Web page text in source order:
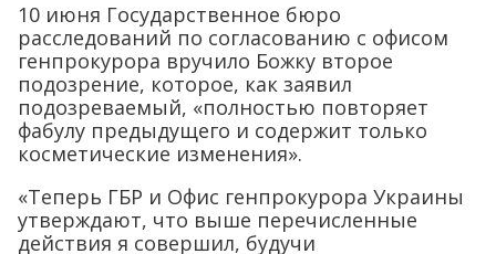
10 июня Государственное бюро
расследований по согласованию с офисом
генпрокурора вручило Божку второе
подозрение, которое, как заявил
подозреваемый, «полностью повторяет
фабулу предыдущего и содержит только
косметические изменения».
«Теперь ГБР и Офис генпрокурора Украины
утверждают, что выше перечисленные
действия я совершил, будучи